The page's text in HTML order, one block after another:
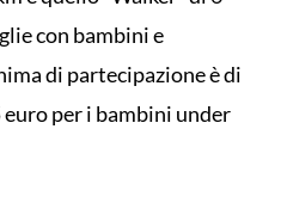
con bambini e
di partecipazione è di
per i bambini under